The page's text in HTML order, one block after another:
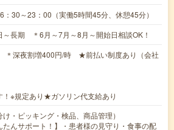
：30～23：00（実働5時間45分、休憩45分）
～長期 ＊6月～7月～8月～開始日相談OK！
深夜割増400円/時 ★前払い制度あり（会社
！※規定あり★ガソリン代支給あり
・ピッキング・検品、商品管理）
たんサポート！】・患者様の見守り・食事の配